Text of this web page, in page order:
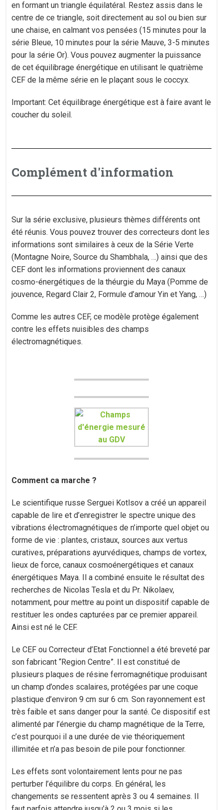
en formant un triangle équilatéral. Restez assis dans le
centre de ce triangle, soit directement au sol ou bien sur
une chaise, en calmant vos pensées (15 minutes pour la
série Bleue, 10 minutes pour la série Mauve, 3-5 minutes
pour la série Or). Vous pouvez augmenter la puissance
de cet équilibrage énergétique en utilisant le quatrième
CEF de la même série en le plaçant sous le coccyx.
Important: Cet équilibrage énergétique est à faire avant le
coucher du soleil.
Complément d'information
Sur la série exclusive, plusieurs thèmes différents ont
été réunis. Vous pouvez trouver des correcteurs dont les
informations sont similaires à ceux de la Série Verte
(Montagne Noire, Source du Shambhala, …) ainsi que des
CEF dont les informations proviennent des canaux
cosmo-énergétiques de la théurgie du Maya (Pomme de
jouvence, Regard Clair 2, Formule d’amour Yin et Yang, …)
Comme les autres CEF, ce modèle protège également
contre les effets nuisibles des champs
électromagnétiques.
Comment ca marche ?
Le scientifique russe Serguei Kotlsov a créé un appareil
capable de lire et d’enregistrer le spectre unique des
vibrations électromagnétiques de n’importe quel objet ou
forme de vie : plantes, cristaux, sources aux vertus
curatives, préparations ayurvédiques, champs de vortex,
lieux de force, canaux cosmoénergétiques et canaux
énergétiques Maya. Il a combiné ensuite le résultat des
recherches de Nicolas Tesla et du Pr. Nikolaev,
notamment, pour mettre au point un dispositif capable de
restituer les ondes capturées par ce premier appareil.
Ainsi est né le CEF.
Le CEF ou Correcteur d’Etat Fonctionnel a été breveté par
son fabricant “Region Centre”. Il est constitué de
plusieurs plaques de résine ferromagnétique produisant
un champ d’ondes scalaires, protégées par une coque
plastique d’environ 9 cm sur 6 cm. Son rayonnement est
très faible et sans danger pour la santé. Ce dispositif est
alimenté par l’énergie du champ magnétique de la Terre,
c’est pourquoi il a une durée de vie théoriquement
illimitée et n’a pas besoin de pile pour fonctionner.
Les effets sont volontairement lents pour ne pas
perturber l’équilibre du corps. En général, les
changements se ressentent après 3 ou 4 semaines. Il